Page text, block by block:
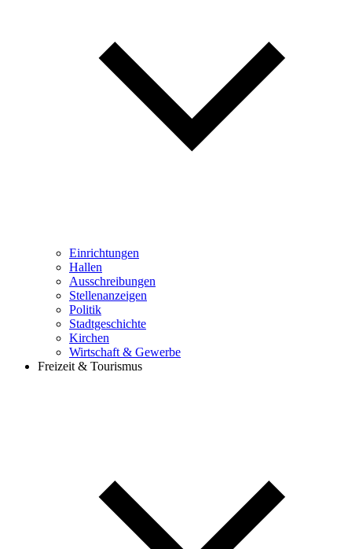
Einrichtungen
Hallen
Ausschreibungen
Stellenanzeigen
Politik
Stadtgeschichte
Kirchen
Wirtschaft & Gewerbe
Freizeit & Tourismus